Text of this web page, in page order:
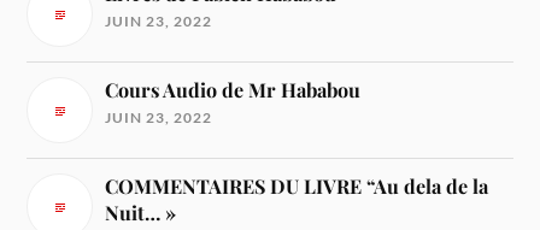
JUIN 23, 2022
Cours Audio de Mr Hababou
JUIN 23, 2022
COMMENTAIRES DU LIVRE “Au dela de la
Nuit… »